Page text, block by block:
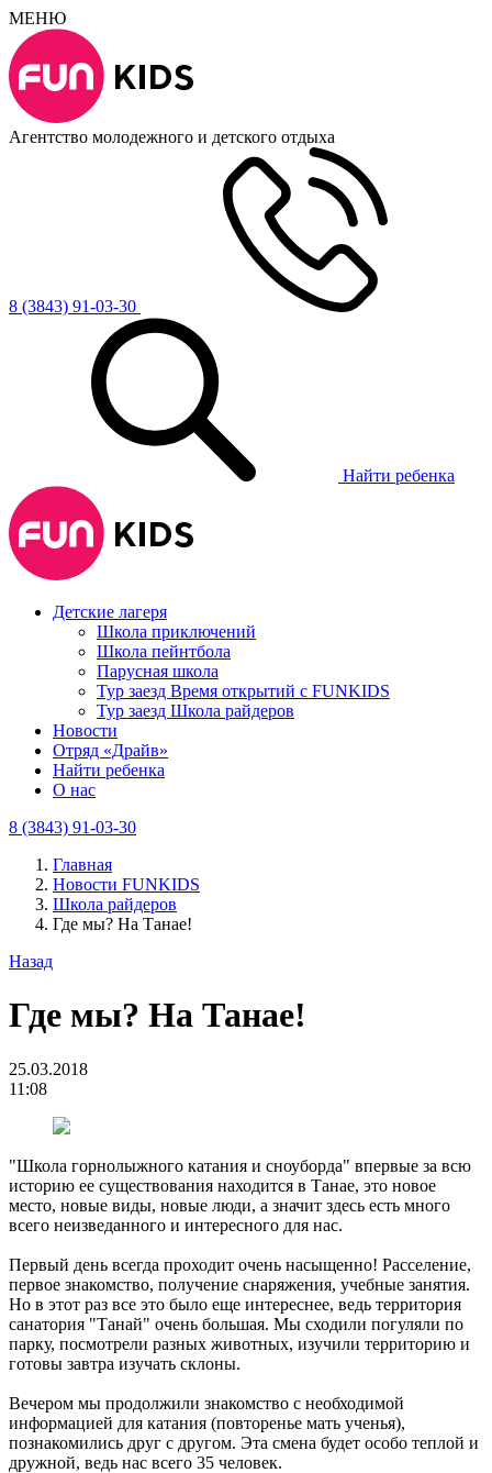
МЕНЮ
Агентство молодежного и детского отдыха
8 (3843) 91-03-30
Найти ребенка
Детские лагеря
Школа приключений
Школа пейнтбола
Парусная школа
Тур заезд Время открытий с FUNKIDS
Тур заезд Школа райдеров
Новости
Отряд «Драйв»
Найти ребенка
О нас
8 (3843) 91-03-30
Главная
Новости FUNKIDS
Школа райдеров
Где мы? На Танае!
Назад
Где мы? На Танае!
25.03.2018
11:08
"Школа горнолыжного катания и сноуборда" впервые за всю
историю ее существования находится в Танае, это новое
место, новые виды, новые люди, а значит здесь есть много
всего неизведанного и интересного для нас.
Первый день всегда проходит очень насыщенно! Расселение,
первое знакомство, получение снаряжения, учебные занятия.
Но в этот раз все это было еще интереснее, ведь территория
санатория "Танай" очень большая. Мы сходили погуляли по
парку, посмотрели разных животных, изучили территорию и
готовы завтра изучать склоны.
Вечером мы продолжили знакомство с необходимой
информацией для катания (повторенье мать ученья),
познакомились друг с другом. Эта смена будет особо теплой и
дружной, ведь нас всего 35 человек.